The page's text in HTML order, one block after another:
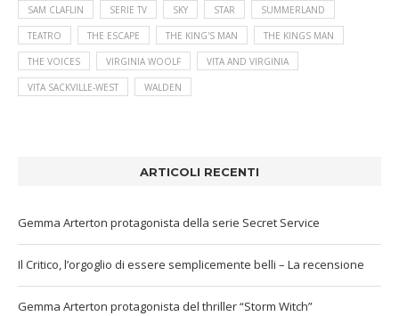
SAM CLAFLIN SERIE TV SKY STAR SUMMERLAND
TEATRO THE ESCAPE THE KING'S MAN THE KINGS MAN
THE VOICES VIRGINIA WOOLF VITA AND VIRGINIA
VITA SACKVILLE-WEST WALDEN
ARTICOLI RECENTI
Gemma Arterton protagonista della serie Secret Service
Il Critico, l’orgoglio di essere semplicemente belli – La recensione
Gemma Arterton protagonista del thriller “Storm Witch”